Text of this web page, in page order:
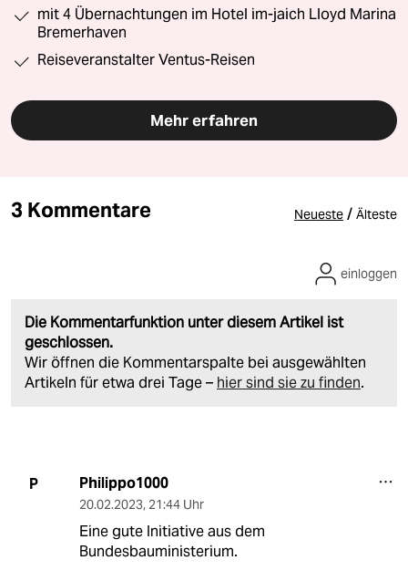
mit 4 Übernachtungen im Hotel im-jaich Lloyd Marina
Bremerhaven
Reiseveranstalter Ventus-Reisen
Mehr erfahren
3 Kommentare Neueste / Älteste
Die Kommentarfunktion unter diesem Artikel ist
geschlossen.
Wir öffnen die Kommentarspalte bei ausgewählten
Artikeln für etwa drei Tage – hier sind sie zu finden.
einloggen
P Philippo1000
20.02.2023, 21:44 Uhr
Eine gute Initiative aus dem
Bundesbauministerium.